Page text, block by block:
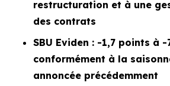
restructuration et à une
des contrats
SBU Eviden : -1,7 points à -
conformément à la
annoncée précédemment